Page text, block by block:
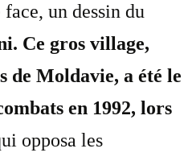
un dessin du
Ce gros village,
de Moldavie, a été le
en 1992, lors
opposa les